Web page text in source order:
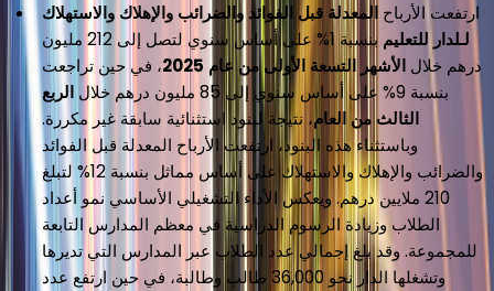
ارتفعت الأرباح المعدلة قبل الفوائد والضرائب والإهلاك والاستهلاك
لـلدار للتعليم
بنسبة 1% على أساس سنوي لتصل إلى 212 مليون
درهم خلال الأشهر التسعة الأولى من عام 2025
، في حين تراجعت
بنسبة 9% على أساس سنوي إلى 85 مليون درهم خلال
الربع
الثالث من العام، نتيجة لبنود استثنائية سابقة غير مكررة.
وباستثناء هذه البنود، ارتفعت الأرباح المعدلة قبل الفوائد
والضرائب والإهلاك والاستهلاك على أساس مماثل بنسبة 12% لتبلغ
210 ملايين درهم. ويعكس الأداء التشغيلي الأساسي نمو أعداد
الطلاب وزيادة الرسوم الدراسية في معظم المدارس التابعة
للمجموعة. وقد بلغ إجمالي عدد الطلاب عبر المدارس التي تديرها
وتشغلها الدار نحو 36,000 طالب وطالبة، في حين ارتفع عدد